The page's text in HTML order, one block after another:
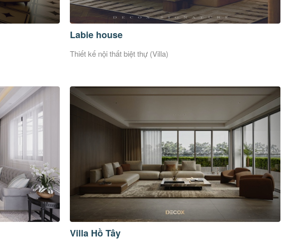
Labie house
Thiết kế nội thất biệt thự (Villa)
Villa Hồ Tây